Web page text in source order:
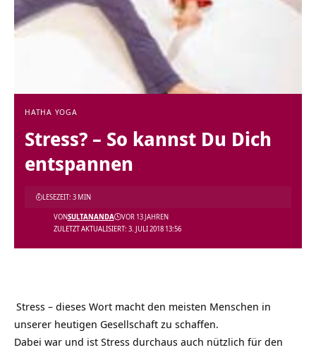
HATHA YOGA
Stress? – So kannst Du Dich
entspannen
ZULETZT AKTUALISIERT: 3. JULI 2018 13:56
VONSULTANANDA VOR 13 JAHREN
LESEZEIT: 3 MIN
Stress – dieses Wort macht den meisten Menschen in
unserer heutigen Gesellschaft zu schaffen.
Dabei war und ist Stress durchaus auch nützlich für den